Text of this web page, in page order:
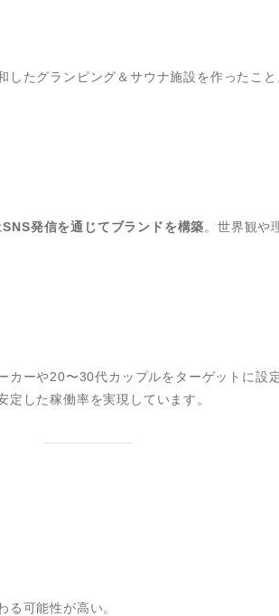
たグランピング＆サウナ施設を作ったこ
SNS発信を通じてブランドを構築。世界観や
ーや20〜30代カップルをターゲットに設
した稼働率を実現しています。
可能性が高い。